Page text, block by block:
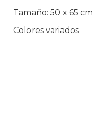
Tamaño: 50 x 65 cm
Colores variados